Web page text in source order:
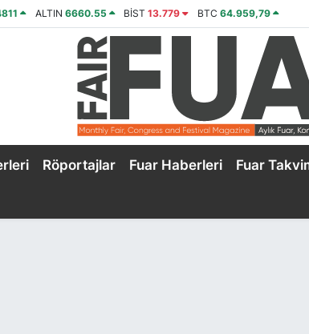
ALTIN 6660.55 BİST13.779 BTC 64.959,79
Röportajlar Fuar Haberleri Fuar